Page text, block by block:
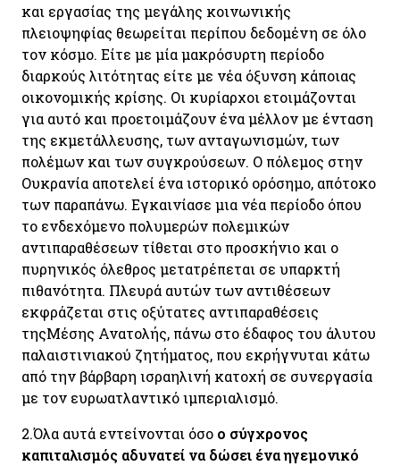
και εργασίας της μεγάλης κοινωνικής
πλειοψηφίας θεωρείται περίπου δεδομένη σε όλο
τον κόσμο. Είτε με μία μακρόσυρτη περίοδο
διαρκούς λιτότητας είτε με νέα όξυνση κάποιας
οικονομικής κρίσης. Οι κυρίαρχοι ετοιμάζονται
για αυτό και προετοιμάζουν ένα μέλλον με ένταση
της εκμετάλλευσης, των ανταγωνισμών, των
πολέμων και των συγκρούσεων. Ο πόλεμος στην
Ουκρανία αποτελεί ένα ιστορικό ορόσημο, απότοκο
των παραπάνω. Εγκαινίασε μια νέα περίοδο όπου
το ενδεχόμενο πολυμερών πολεμικών
αντιπαραθέσεων τίθεται στο προσκήνιο και ο
πυρηνικός όλεθρος μετατρέπεται σε υπαρκτή
πιθανότητα. Πλευρά αυτών των αντιθέσεων
εκφράζεται στις οξύτατες αντιπαραθέσεις
τηςΜέσης Ανατολής, πάνω στο έδαφος του άλυτου
παλαιστινιακού ζητήματος, που εκρήγνυται κάτω
από την βάρβαρη ισραηλινή κατοχή σε συνεργασία
με τον ευρωατλαντικό ιμπεριαλισμό.
2.Όλα αυτά εντείνονται όσο ο σύγχρονος
καπιταλισμός αδυνατεί να δώσει ένα ηγεμονικό